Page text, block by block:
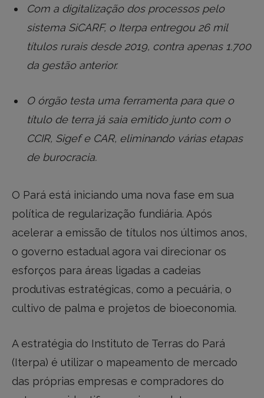
Com a digitalização dos processos pelo
sistema SiCARF, o Iterpa entregou 26 mil
títulos rurais desde 2019, contra apenas 1.700
da gestão anterior.
O órgão testa uma ferramenta para que o
título de terra já saia emitido junto com o
CCIR, Sigef e CAR, eliminando várias etapas
de burocracia.
O Pará está iniciando uma nova fase em sua
política de regularização fundiária. Após
acelerar a emissão de títulos nos últimos anos,
o governo estadual agora vai direcionar os
esforços para áreas ligadas a cadeias
produtivas estratégicas, como a pecuária, o
cultivo de palma e projetos de bioeconomia.
A estratégia do Instituto de Terras do Pará
(Iterpa) é utilizar o mapeamento de mercado
das próprias empresas e compradores do